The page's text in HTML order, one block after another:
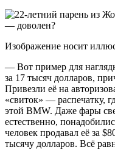
Изображение носит
— Вот пример для
за 17 тысяч долларов,
Привезли её на
«свиток» — распечатку,
этой BMW. Даже фары
естественно,
человек продавал её за
тысячу долларов. Всё